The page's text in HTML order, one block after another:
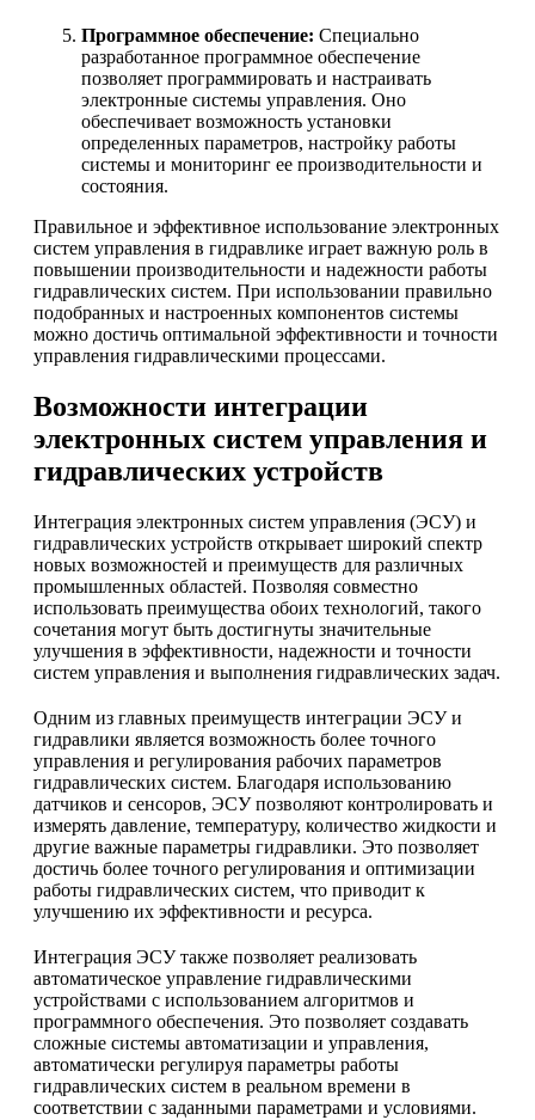
Программное обеспечение: Специально
разработанное программное обеспечение
позволяет программировать и настраивать
электронные системы управления. Оно
обеспечивает возможность установки
определенных параметров, настройку работы
системы и мониторинг ее производительности и
состояния.
Правильное и эффективное использование электронных
систем управления в гидравлике играет важную роль в
повышении производительности и надежности работы
гидравлических систем. При использовании правильно
подобранных и настроенных компонентов системы
можно достичь оптимальной эффективности и точности
управления гидравлическими процессами.
Возможности интеграции
электронных систем управления и
гидравлических устройств
Интеграция электронных систем управления (ЭСУ) и
гидравлических устройств открывает широкий спектр
новых возможностей и преимуществ для различных
промышленных областей. Позволяя совместно
использовать преимущества обоих технологий, такого
сочетания могут быть достигнуты значительные
улучшения в эффективности, надежности и точности
систем управления и выполнения гидравлических задач.
Одним из главных преимуществ интеграции ЭСУ и
гидравлики является возможность более точного
управления и регулирования рабочих параметров
гидравлических систем. Благодаря использованию
датчиков и сенсоров, ЭСУ позволяют контролировать и
измерять давление, температуру, количество жидкости и
другие важные параметры гидравлики. Это позволяет
достичь более точного регулирования и оптимизации
работы гидравлических систем, что приводит к
улучшению их эффективности и ресурса.
Интеграция ЭСУ также позволяет реализовать
автоматическое управление гидравлическими
устройствами с использованием алгоритмов и
программного обеспечения. Это позволяет создавать
сложные системы автоматизации и управления,
автоматически регулируя параметры работы
гидравлических систем в реальном времени в
соответствии с заданными параметрами и условиями.